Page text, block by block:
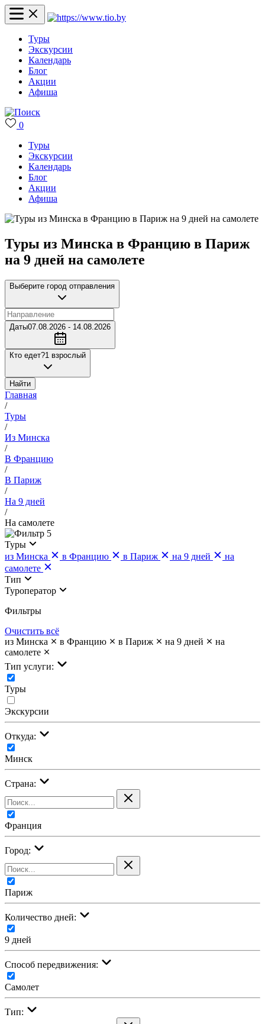
Туры
Экскурсии
Календарь
Блог
Акции
Афиша
0
Туры
Экскурсии
Календарь
Блог
Акции
Афиша
Туры из Минска в Францию в Париж
на 9 дней на самолете
Выберите город отправления
Даты07.08.2026 - 14.08.2026
Кто едет?1 взрослый
Найти
Главная
/
Туры
/
Из Минска
/
В Францию
/
В Париж
/
На 9 дней
/
На самолете
5
Туры
из Минска
в Францию в Париж на 9 дней
на
самолете
Тип
Туроператор
Фильтры
Очистить всё
из Минска
в Францию в Париж на 9 дней
на
самолете
Тип услуги:
Туры
Экскурсии
Откуда:
Минск
Страна:
Франция
Город:
Париж
Количество дней:
9 дней
Cпособ передвижения:
Самолет
Тип: